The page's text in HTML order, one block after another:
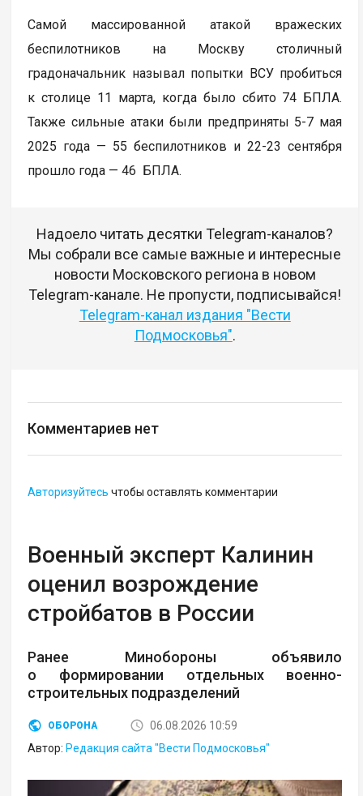
Самой массированной атакой вражеских
беспилотников на Москву столичный
градоначальник называл попытки ВСУ пробиться
к столице 11 марта, когда было сбито 74 БПЛА.
Также сильные атаки были предприняты 5-7 мая
2025 года — 55 беспилотников и 22-23 сентября
прошло года — 46 БПЛА.
Надоело читать десятки Telegram-каналов?
Мы собрали все самые важные и интересные
новости Московского региона в новом
Telegram-канале. Не пропусти, подписывайся!
Telegram-канал издания "Вести
Подмосковья".
Комментариев нет
Авторизуйтесь чтобы оставлять комментарии
Военный эксперт Калинин
оценил возрождение
стройбатов в России
Ранее Минобороны объявило
о формировании отдельных военно-
строительных подразделений
ОБОРОНА
06.08.2026 10:59
Автор: Редакция сайта "Вести Подмосковья"